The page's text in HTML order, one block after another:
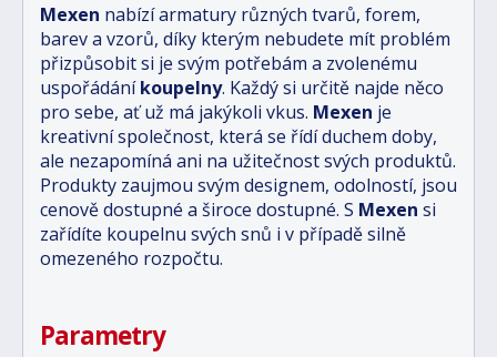
Mexen nabízí armatury různých tvarů, forem,
barev a vzorů, díky kterým nebudete mít problém
přizpůsobit si je svým potřebám a zvolenému
uspořádáníkoupelny. Každý si určitě najde něco
pro sebe, ať už má jakýkoli vkus. Mexen je
kreativní společnost, která se řídí duchem doby,
ale nezapomíná ani na užitečnost svých produktů.
Produkty zaujmou svým designem, odolností, jsou
cenově dostupné a široce dostupné. S Mexen si
zařídíte koupelnu svých snů i v případě silně
omezeného rozpočtu.
Parametry